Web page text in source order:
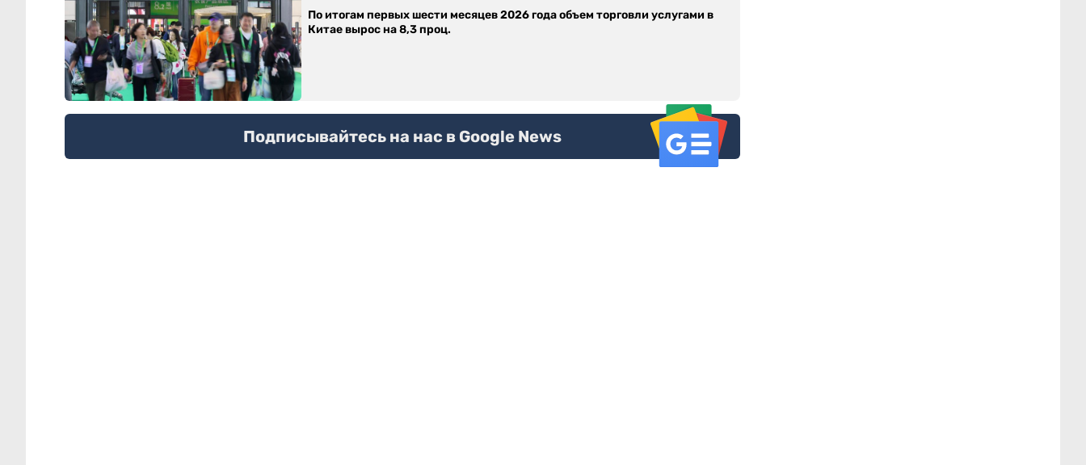
По итогам первых шести месяцев 2026 года объем торговли услугами в
Китае вырос на 8,3 проц.
Подписывайтесь на нас в Google News